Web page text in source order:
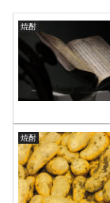
焼酎
焼酎